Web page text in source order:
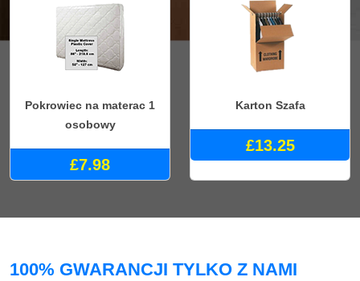
Pokrowiec na materac 1
osobowy
£7.98
Karton Szafa
£13.25
100% GWARANCJI TYLKO Z NAMI